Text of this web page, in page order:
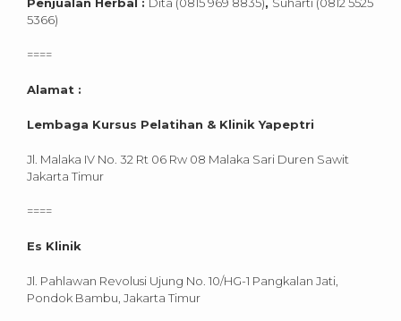
Penjualan Herbal : Dita (0815 969 8835), Suharti (0812 5525
5366)
====
Alamat :
Lembaga Kursus Pelatihan & Klinik Yapeptri
Jl. Malaka IV No. 32 Rt 06 Rw 08 Malaka Sari Duren Sawit
Jakarta Timur
====
Es Klinik
Jl. Pahlawan Revolusi Ujung No. 10/HG-1 Pangkalan Jati,
Pondok Bambu, Jakarta Timur